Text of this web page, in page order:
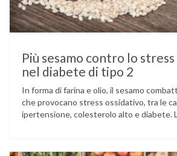
Più sesamo contro lo
nel diabete di tipo 2
In forma di farina e olio, il sesamo
che provocano stress ossidativo, tra le
ipertensione, colesterolo alto e diabete.
utilizzati per la preparazione di numerosi